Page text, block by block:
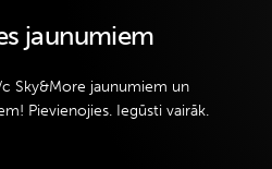
jaunumiem
Sky&More jaunumiem un
Pievienojies. Iegūsti vairāk.